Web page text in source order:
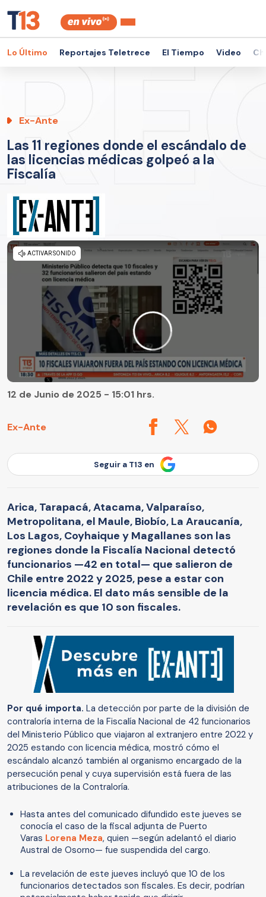
Lo Último Reportajes Teletrece El Tiempo Video
Ex-Ante
Las 11 regiones donde el escándalo de
las licencias médicas golpeó a la
Fiscalía
Ex-Ante
12 de Junio de 2025 - 15:01 hrs.
Seguir a T13 en
Arica, Tarapacá, Atacama, Valparaíso,
Metropolitana, el Maule, Biobío, La Araucanía,
Los Lagos, Coyhaique y Magallanes son las
regiones donde la Fiscalía Nacional detectó
funcionarios —42 en total— que salieron de
Chile entre 2022 y 2025, pese a estar con
licencia médica. El dato más sensible de la
revelación es que 10 son fiscales.
Por qué importa. La detección por parte de la división de
contraloría interna de la Fiscalía Nacional de 42 funcionarios
del Ministerio Público que viajaron al extranjero entre 2022 y
2025 estando con licencia médica, mostró cómo el
escándalo alcanzó también al organismo encargado de la
persecución penal y cuya supervisión está fuera de las
atribuciones de la Contraloría.
Hasta antes del comunicado difundido este jueves se
conocía el caso de la fiscal adjunta de Puerto
Varas Lorena Meza, quien —según adelantó el diario
Austral de Osorno— fue suspendida del cargo.
La revelación de este jueves incluyó que 10 de los
funcionarios detectados son fiscales. Es decir, podrían